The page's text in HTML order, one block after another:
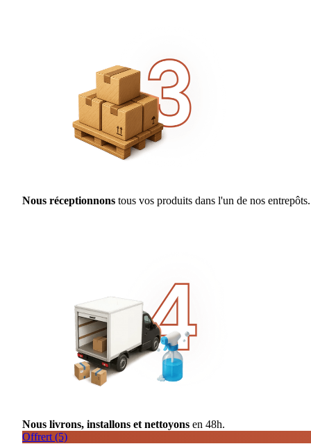
Nous réceptionnons tous vos produits dans l'un de nos entrepôts.
Nous livrons, installons et nettoyons en 48h.
Offrert (5)